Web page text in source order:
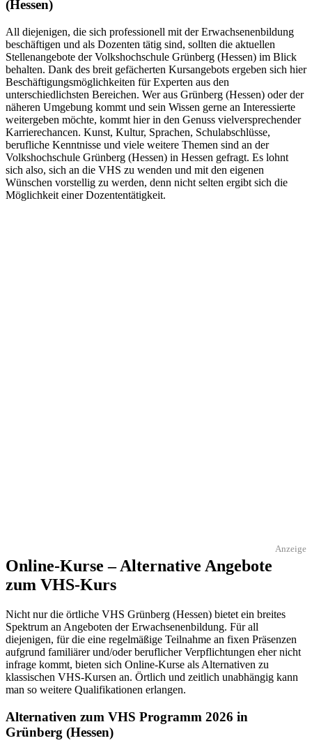
(Hessen)
All diejenigen, die sich professionell mit der Erwachsenenbildung
beschäftigen und als Dozenten tätig sind, sollten die aktuellen
Stellenangebote der Volkshochschule Grünberg (Hessen) im Blick
behalten. Dank des breit gefächerten Kursangebots ergeben sich hier
Beschäftigungsmöglichkeiten für Experten aus den
unterschiedlichsten Bereichen. Wer aus Grünberg (Hessen) oder der
näheren Umgebung kommt und sein Wissen gerne an Interessierte
weitergeben möchte, kommt hier in den Genuss vielversprechender
Karrierechancen. Kunst, Kultur, Sprachen, Schulabschlüsse,
berufliche Kenntnisse und viele weitere Themen sind an der
Volkshochschule Grünberg (Hessen) in Hessen gefragt. Es lohnt
sich also, sich an die VHS zu wenden und mit den eigenen
Wünschen vorstellig zu werden, denn nicht selten ergibt sich die
Möglichkeit einer Dozententätigkeit.
Anzeige
Online-Kurse – Alternative Angebote
zum VHS-Kurs
Nicht nur die örtliche VHS Grünberg (Hessen) bietet ein breites
Spektrum an Angeboten der Erwachsenenbildung. Für all
diejenigen, für die eine regelmäßige Teilnahme an fixen Präsenzen
aufgrund familiärer und/oder beruflicher Verpflichtungen eher nicht
infrage kommt, bieten sich Online-Kurse als Alternativen zu
klassischen VHS-Kursen an. Örtlich und zeitlich unabhängig kann
man so weitere Qualifikationen erlangen.
Alternativen zum VHS Programm 2026 in
Grünberg (Hessen)